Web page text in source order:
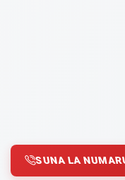
SUNA LA